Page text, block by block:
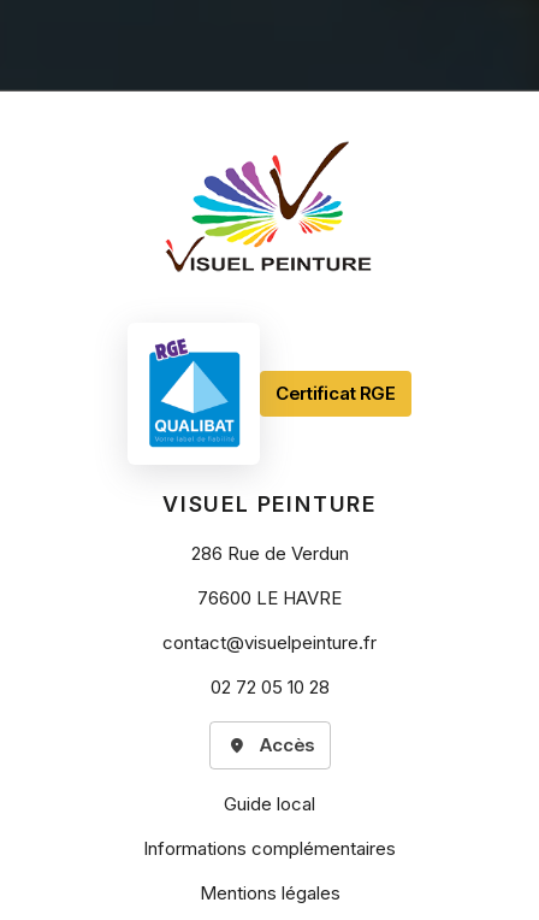
Certificat RGE
VISUEL PEINTURE
286 Rue de Verdun
76600 LE HAVRE
contact@visuelpeinture.fr
02 72 05 10 28
Accès
Guide local
Informations complémentaires
Mentions légales